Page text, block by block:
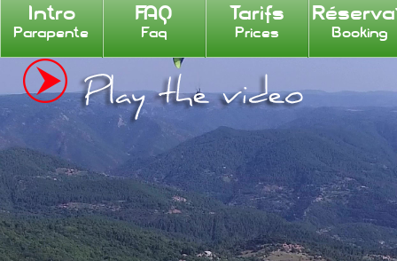
Intro
Parapente
FAQ
Faq
Tarifs
Prices Booking